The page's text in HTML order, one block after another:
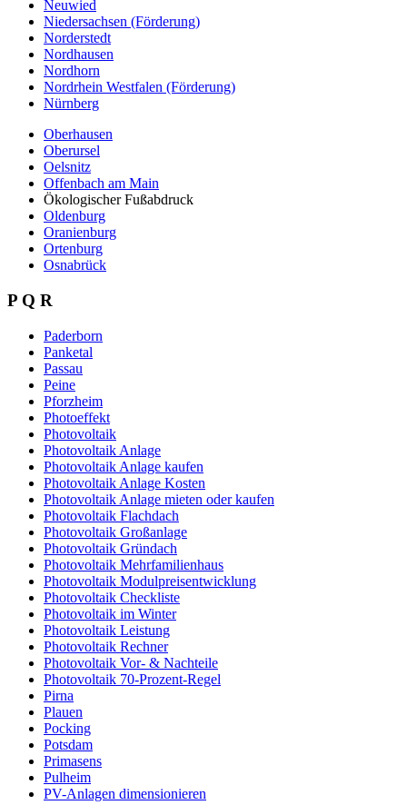
Neuwied
Niedersachsen (Förderung)
Norderstedt
Nordhausen
Nordhorn
Nordrhein Westfalen (Förderung)
Nürnberg
Oberhausen
Oberursel
Oelsnitz
Offenbach am Main
Ökologischer Fußabdruck
Oldenburg
Oranienburg
Ortenburg
Osnabrück
P Q R
Paderborn
Panketal
Passau
Peine
Pforzheim
Photoeffekt
Photovoltaik
Photovoltaik Anlage
Photovoltaik Anlage kaufen
Photovoltaik Anlage Kosten
Photovoltaik Anlage mieten oder kaufen
Photovoltaik Flachdach
Photovoltaik Großanlage
Photovoltaik Gründach
Photovoltaik Mehrfamilienhaus
Photovoltaik Modulpreisentwicklung
Photovoltaik Checkliste
Photovoltaik im Winter
Photovoltaik Leistung
Photovoltaik Rechner
Photovoltaik Vor- & Nachteile
Photovoltaik 70-Prozent-Regel
Pirna
Plauen
Pocking
Potsdam
Primasens
Pulheim
PV-Anlagen dimensionieren